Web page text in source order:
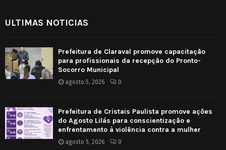
ULTIMAS NOTICIAS
Prefeitura de Claraval promove capacitação
para profissionais da recepção do Pronto-
Socorro Municipal
agosto 5, 2026 0
Prefeitura de Cristais Paulista promove ações
do Agosto Lilás para conscientização e
enfrentamento à violência contra a mulher
agosto 5, 2026 0